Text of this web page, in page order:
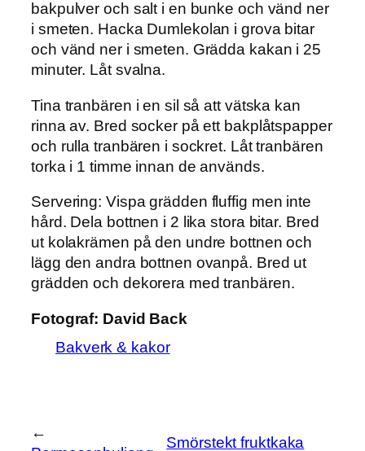
bakpulver och salt i en bunke och vänd ner
i smeten. Hacka Dumlekolan i grova bitar
och vänd ner i smeten. Grädda kakan i 25
minuter. Låt svalna.
Tina tranbären i en sil så att vätska kan
rinna av. Bred socker på ett bakplåtspapper
och rulla tranbären i sockret. Låt tranbären
torka i 1 timme innan de används.
Servering: Vispa grädden fluffig men inte
hård. Dela bottnen i 2 lika stora bitar. Bred
ut kolakrämen på den undre bottnen och
lägg den andra bottnen ovanpå. Bred ut
grädden och dekorera med tranbären.
Fotograf: David Back
Bakverk & kakor
←
Smörstekt fruktkaka